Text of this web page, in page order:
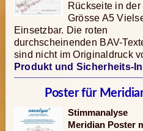
Rückseite in der
Grösse A5
Einsetzbar. Die roten
durchscheinenden BAV-
sind nicht im Originaldruck
Produkt und Sicherheits-
Poster für
Stimmanalyse
Meridian Poster